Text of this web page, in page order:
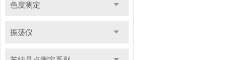
色度测定
振荡仪